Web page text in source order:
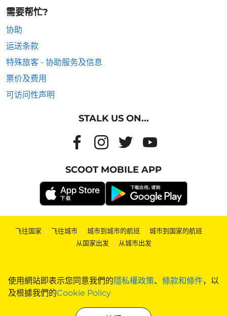
使用網站即表示您同意我們的隱私權政策、 條款和條件，以
及根據我們的Cookie Policy
需要帮忙?
协助
运送条款
特殊旅客 - 协助服务及信息
票价及费用
可访问性声明
STALK US ON...
SCOOT MOBILE APP
飞往国家 | 飞往城市 | 城市到城市的航班 | 城市到国家的航班 |
从国家出发 | 从城市出发